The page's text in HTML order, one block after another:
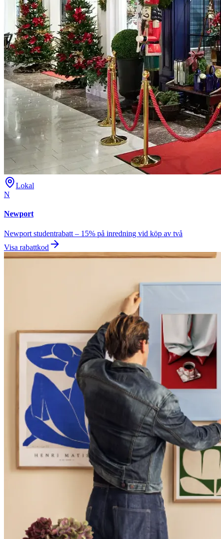
Lokal
N
Newport
Newport studentrabatt – 15% på inredning vid köp av två
Visa rabattkod